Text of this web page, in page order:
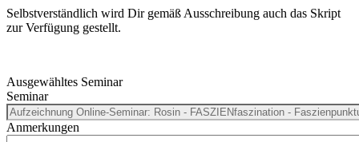
Selbstverständlich wird Dir gemäß Ausschreibung auch das Skript
zur Verfügung gestellt.
Ausgewähltes Seminar
Seminar
Anmerkungen